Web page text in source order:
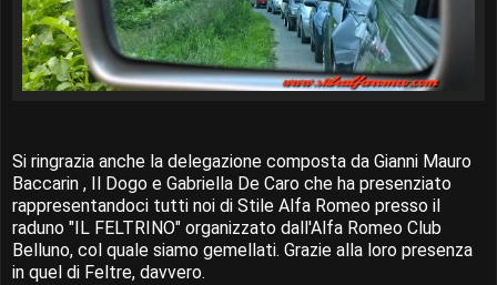
Si ringrazia anche la delegazione composta da Gianni Mauro
Baccarin , Il Dogo e Gabriella De Caro che ha presenziato
rappresentandoci tutti noi di Stile Alfa Romeo presso il
raduno "IL FELTRINO" organizzato dall'Alfa Romeo Club
Belluno, col quale siamo gemellati. Grazie alla loro presenza
in quel di Feltre, davvero.